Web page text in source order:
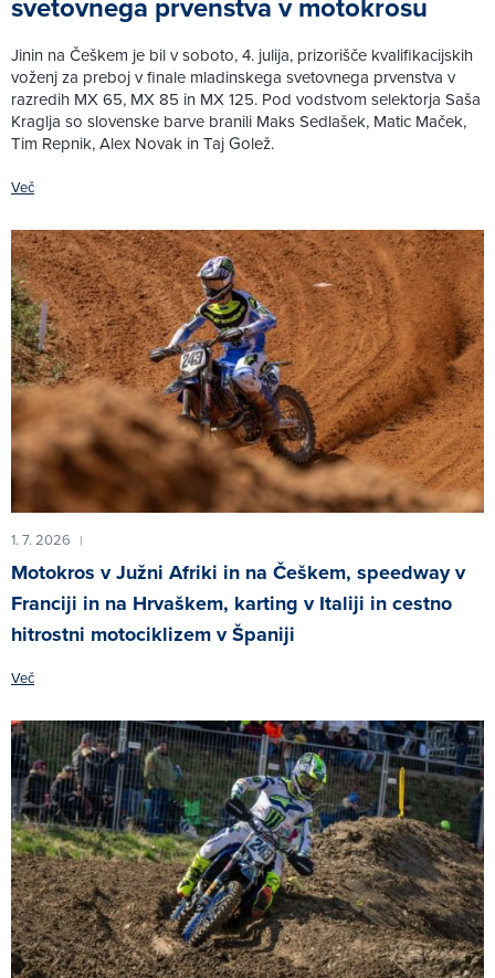
Jinin na Češkem je bil v soboto, 4. julija, prizorišče kvalifikacijskih
voženj za preboj v finale mladinskega svetovnega prvenstva v
razredih MX 65, MX 85 in MX 125. Pod vodstvom selektorja Saša
Kraglja so slovenske barve branili Maks Sedlašek, Matic Maček,
Tim Repnik, Alex Novak in Taj Golež.
Več
1. 7. 2026 |
Motokros v Južni Afriki in na Češkem, speedway v
Franciji in na Hrvaškem, karting v Italiji in cestno
hitrostni motociklizem v Španiji
Več